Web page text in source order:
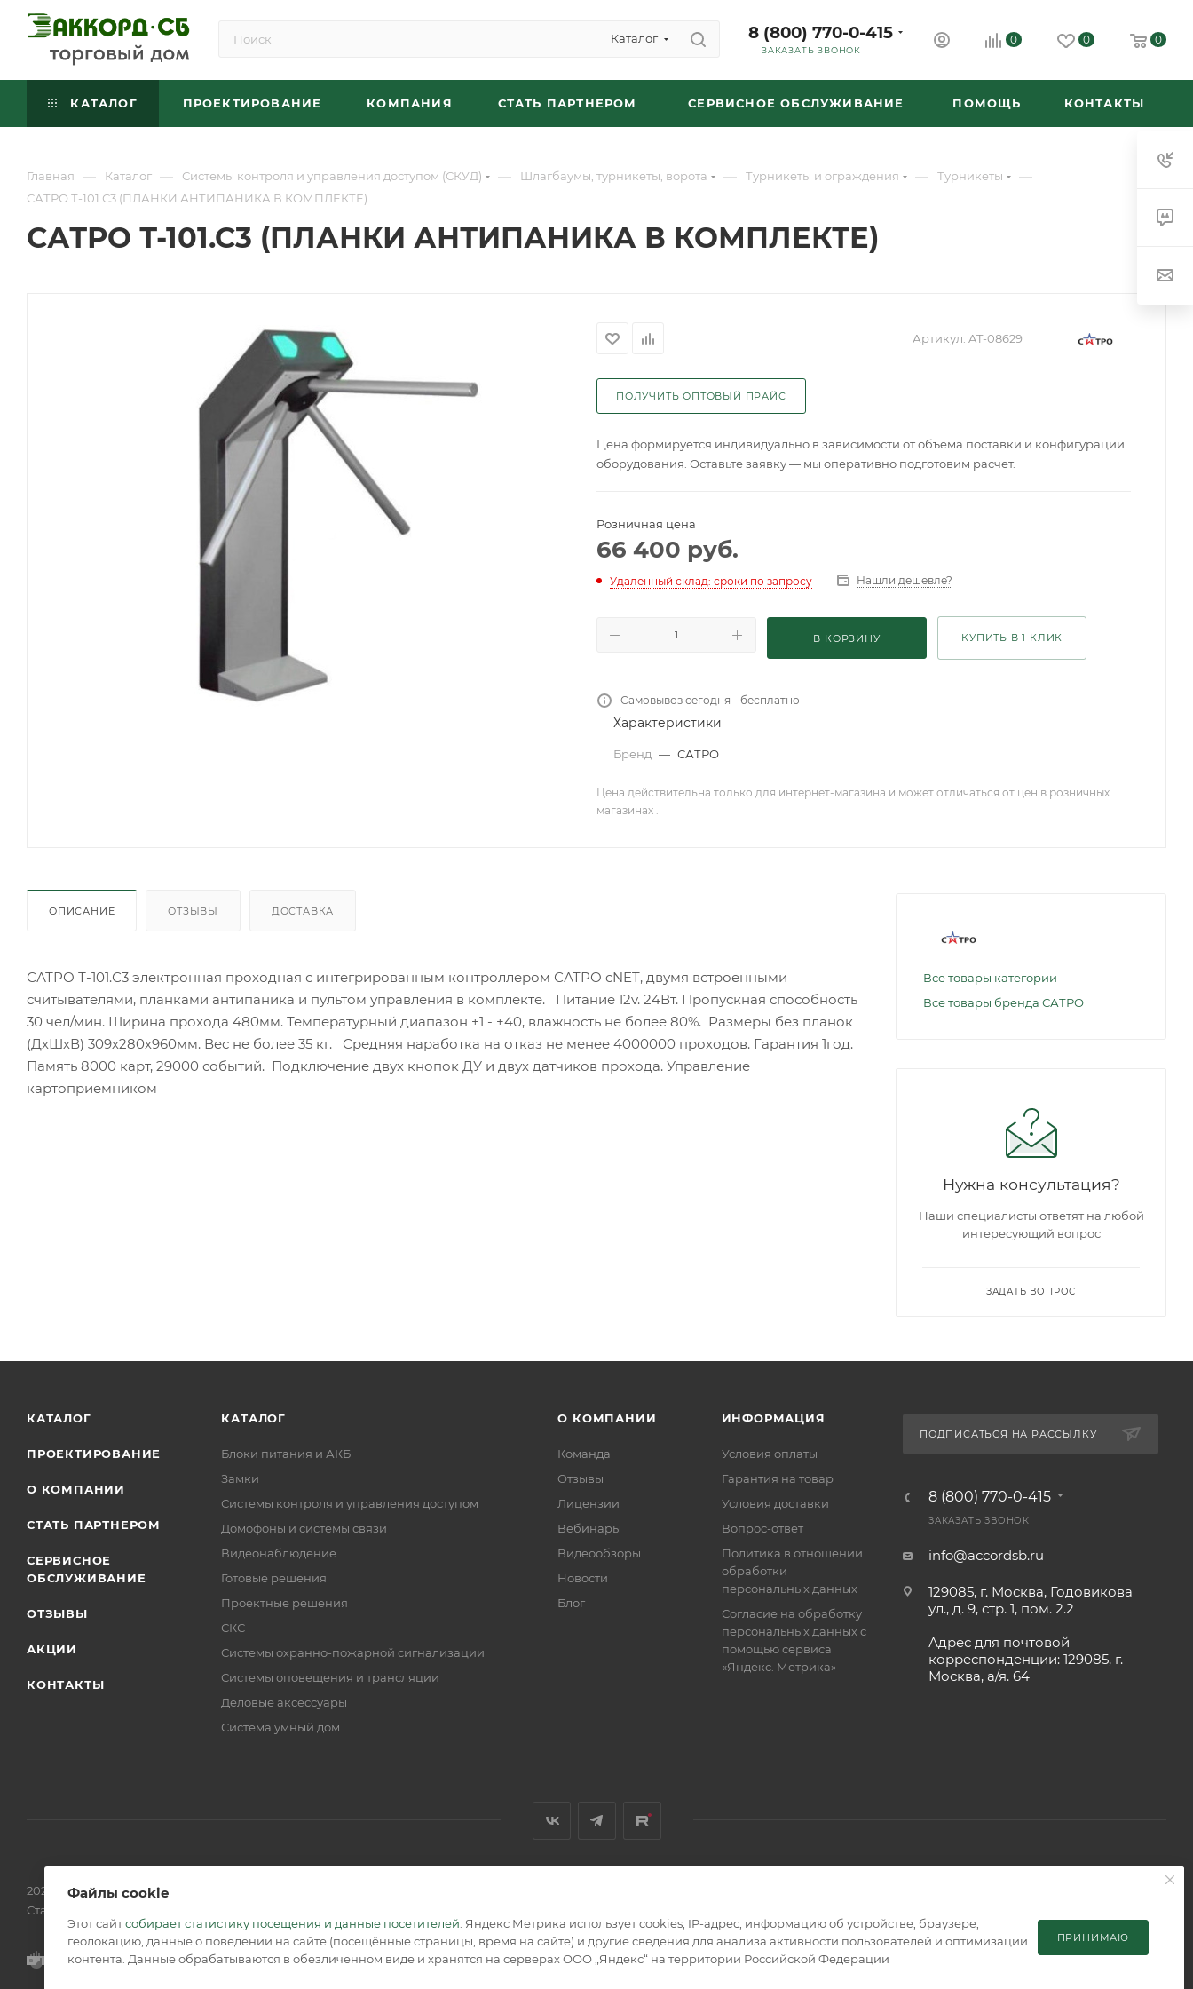
Каталог 8 (800) 770-0-415
ЗАКАЗАТЬ ЗВОНОК
0 0 0
КАТАЛОГ ПРОЕКТИРОВАНИЕ КОМПАНИЯ СТАТЬ ПАРТНЕРОМ СЕРВИСНОЕ ОБСЛУЖИВАНИЕ ПОМОЩЬ КОНТАКТЫ
Главная — Каталог — Системы контроля и управления доступом (СКУД) — Шлагбаумы, турникеты, ворота — Турникеты и ограждения — Турникеты —
САТРО Т-101.С3 (ПЛАНКИ АНТИПАНИКА В КОМПЛЕКТЕ)
САТРО Т-101.С3 (ПЛАНКИ АНТИПАНИКА В КОМПЛЕКТЕ)
Артикул: AT-08629
ПОЛУЧИТЬ ОПТОВЫЙ ПРАЙС
Цена формируется индивидуально в зависимости от объема поставки и конфигурации
оборудования. Оставьте заявку — мы оперативно подготовим расчет.
Розничная цена
66 400 руб.
Удаленный склад: сроки по запросу Нашли дешевле?
В КОРЗИНУ КУПИТЬ В 1 КЛИК
Самовывоз сегодня - бесплатно
Характеристики
Бренд — САТРО
Цена действительна только для интернет-магазина и может отличаться от цен в розничных
магазинах .
ОПИСАНИЕ ОТЗЫВЫ ДОСТАВКА
САТРО Т-101.С3 электронная проходная с интегрированным контроллером САТРО cNET, двумя встроенными
считывателями, планками антипаника и пультом управления в комплекте. Питание 12v. 24Вт. Пропускная способность
30 чел/мин. Ширина прохода 480мм. Температурный диапазон +1 - +40, влажность не более 80%. Размеры без планок
(ДхШхВ) 309х280х960мм. Вес не более 35 кг. Средняя наработка на отказ не менее 4000000 проходов. Гарантия 1год.
Память 8000 карт, 29000 событий. Подключение двух кнопок ДУ и двух датчиков прохода. Управление
картоприемником
Все товары категории
Все товары бренда САТРО
Нужна консультация?
Наши специалисты ответят на любой
интересующий вопрос
ЗАДАТЬ ВОПРОС
КАТАЛОГ
ПРОЕКТИРОВАНИЕ
О КОМПАНИИ
СТАТЬ ПАРТНЕРОМ
СЕРВИСНОЕ
ОБСЛУЖИВАНИЕ
ОТЗЫВЫ
АКЦИИ
КОНТАКТЫ
КАТАЛОГ
Блоки питания и АКБ
Замки
Системы контроля и управления доступом
Домофоны и системы связи
Видеонаблюдение
Готовые решения
Проектные решения
СКС
Системы охранно-пожарной сигнализации
Системы оповещения и трансляции
Деловые аксессуары
Система умный дом
О КОМПАНИИ
Команда
Отзывы
Лицензии
Вебинары
Видеообзоры
Новости
Блог
ИНФОРМАЦИЯ
Условия оплаты
Гарантия на товар
Условия доставки
Вопрос-ответ
Политика в отношении
обработки
персональных данных
Согласие на обработку
персональных данных с
помощью сервиса
«Яндекс. Метрика»
ПОДПИСАТЬСЯ НА РАССЫЛКУ
8 (800) 770-0-415
ЗАКАЗАТЬ ЗВОНОК
info@accordsb.ru
129085, г. Москва, Годовикова
ул., д. 9, стр. 1, пом. 2.2
Адрес для почтовой
корреспонденции: 129085, г.
Москва, а/я. 64
2026 © Обращаем Ваше внимание на то, что вся информация, размещенная на сайте, носит информационный характер и не является публичной офертой, определяемой положениями
Статьи 437 (2) ГК РФ.
Файлы cookie
Этот сайтсобирает статистику посещения и данные посетителей . Яндекс Метрика использует cookies, IP-адрес, информацию об устройстве, браузере,
геолокацию, данные о поведении на сайте (посещённые страницы, время на сайте) и другие сведения для анализа активности пользователей и оптимизации
контента. Данные обрабатываются в обезличенном виде и хранятся на серверах ООО „Яндекс“ на территории Российской Федерации
ПРИНИМАЮ